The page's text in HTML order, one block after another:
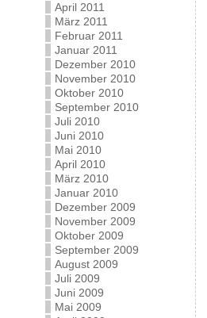
April 2011
März 2011
Februar 2011
Januar 2011
Dezember 2010
November 2010
Oktober 2010
September 2010
Juli 2010
Juni 2010
Mai 2010
April 2010
März 2010
Januar 2010
Dezember 2009
November 2009
Oktober 2009
September 2009
August 2009
Juli 2009
Juni 2009
Mai 2009